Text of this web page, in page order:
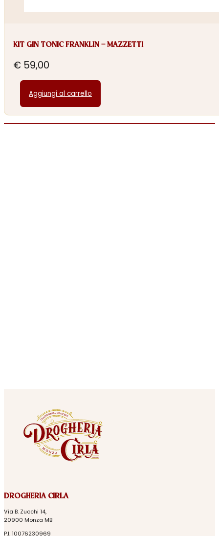
KIT GIN TONIC FRANKLIN – MAZZETTI
€ 59,00
Aggiungi al carrello
DROGHERIA CIRLA
Via B. Zucchi 14,
20900 Monza MB
P.I. 10076230969